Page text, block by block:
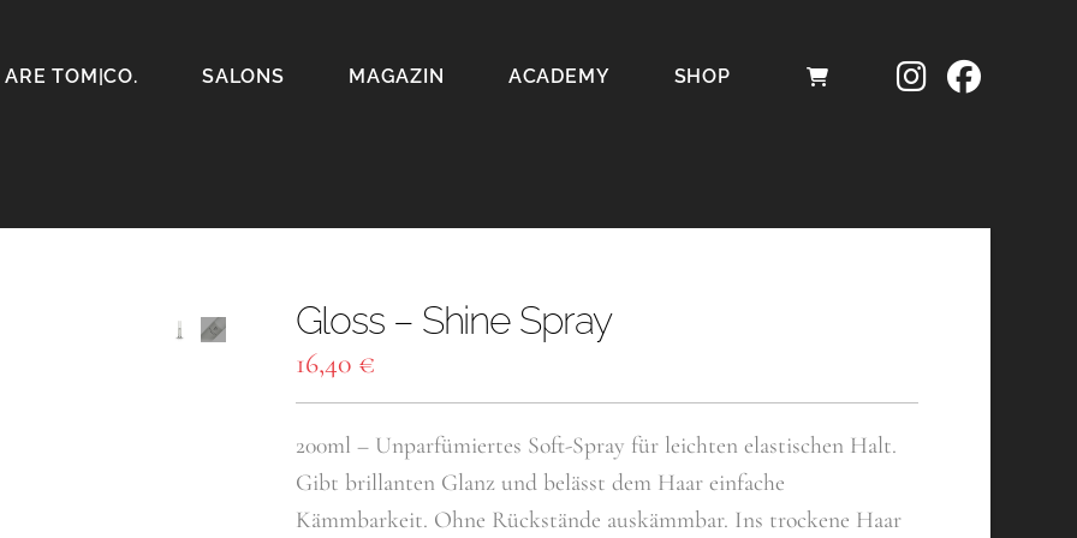
TOM|CO. SALONS MAGAZIN ACADEMY SHOP
Gloss – Shine Spray
16,40 €
200ml – Unparfümiertes Soft-Spray für leichten elastischen Halt.
Gibt brillanten Glanz und belässt dem Haar einfache
Kämmbarkeit. Ohne Rückstände auskämmbar. Ins trockene Haar